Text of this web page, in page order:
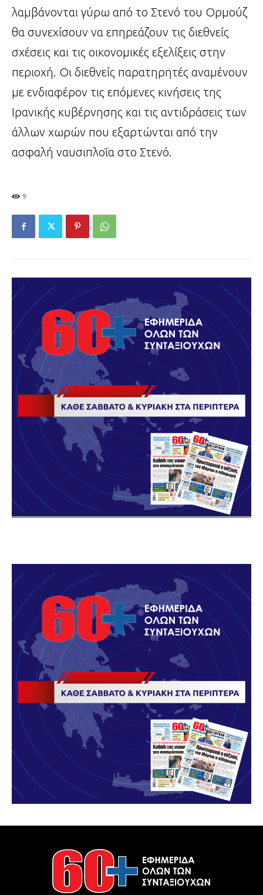
λαμβάνονται γύρω από το Στενό του Ορμούζ
θα συνεχίσουν να επηρεάζουν τις διεθνείς
σχέσεις και τις οικονομικές εξελίξεις στην
περιοχή. Οι διεθνείς παρατηρητές αναμένουν
με ενδιαφέρον τις επόμενες κινήσεις της
Ιρανικής κυβέρνησης και τις αντιδράσεις των
άλλων χωρών που εξαρτώνται από την
ασφαλή ναυσιπλοΐα στο Στενό.
9